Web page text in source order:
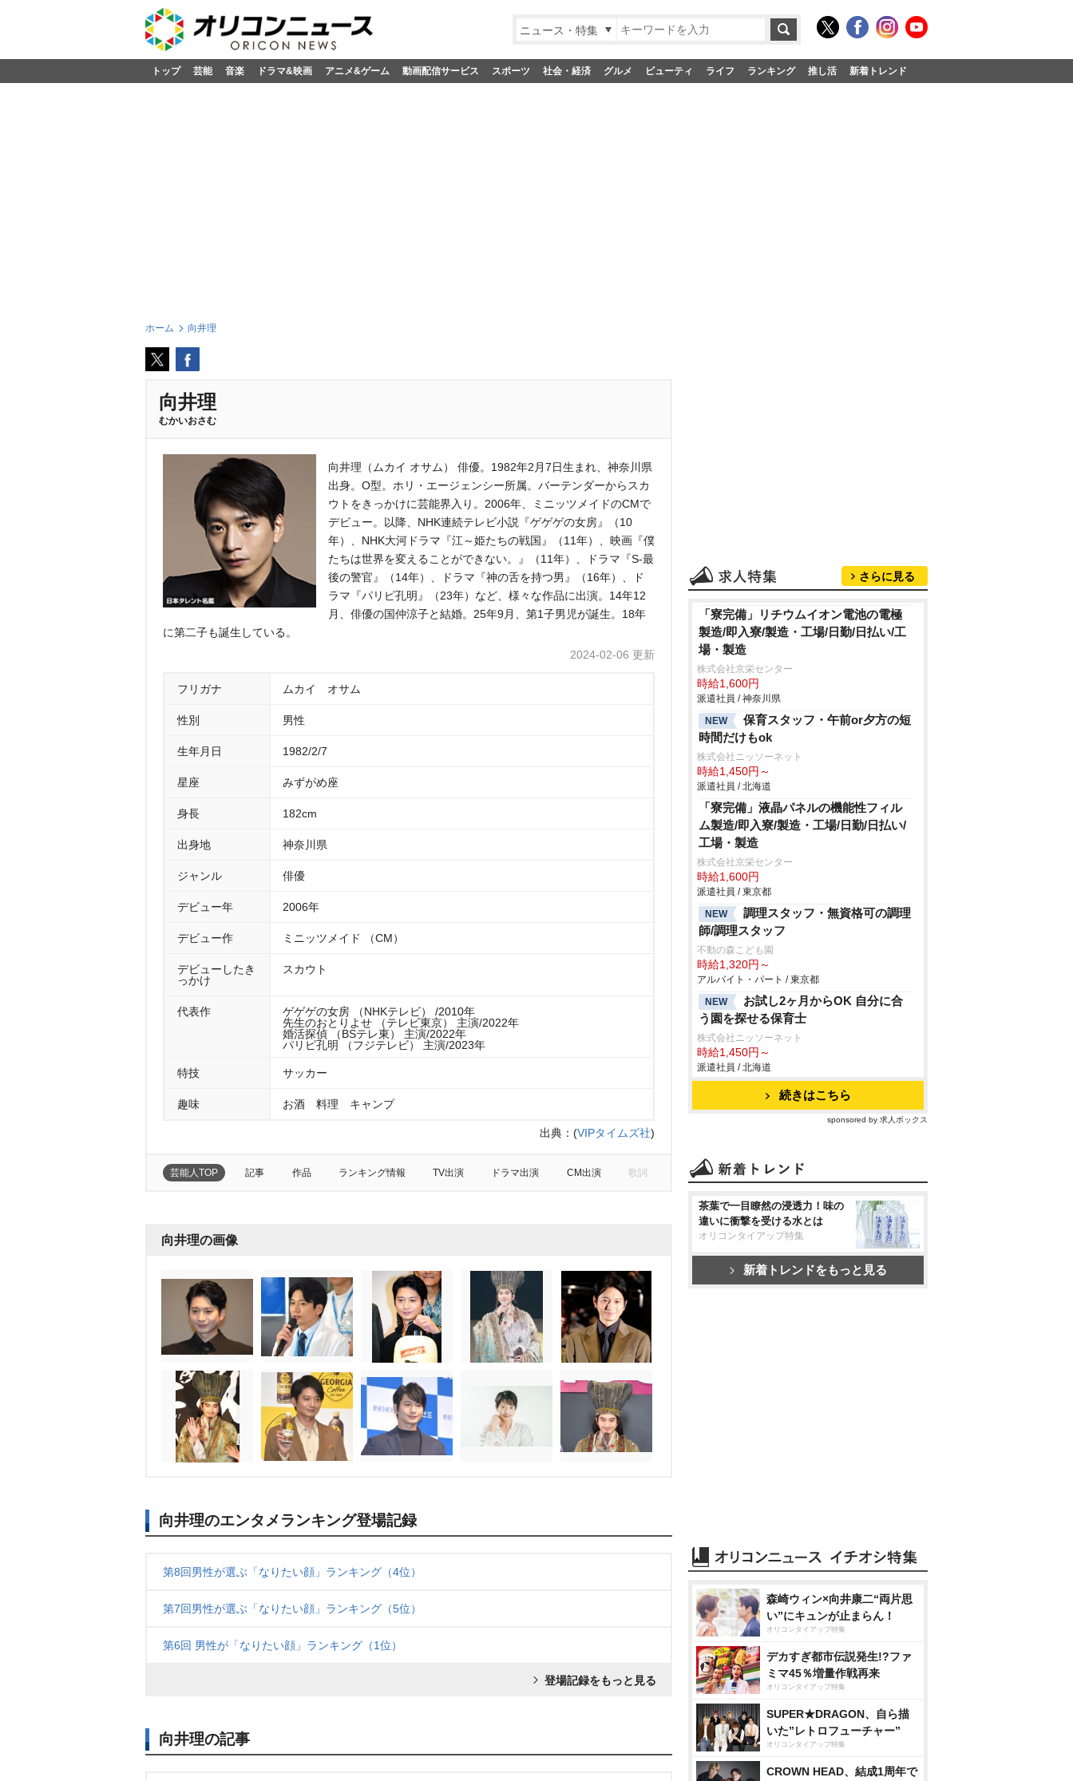
ニュース・特集
トップ 芸能 音楽 ドラマ&映画 アニメ&ゲーム 動画配信サービス スポーツ 社会・経済 グルメ ビューティ ライフ ランキング 推し活 新着トレンド
ホーム 向井理
向井理
むかいおさむ
向井理（ムカイ オサム） 俳優。1982年2月7日生まれ、神奈川県
出身。O型。ホリ・エージェンシー所属。バーテンダーからスカ
ウトをきっかけに芸能界入り。2006年、ミニッツメイドのCMで
デビュー。以降、NHK連続テレビ小説『ゲゲゲの女房』（10
年）、NHK大河ドラマ『江～姫たちの戦国』（11年）、映画『僕
たちは世界を変えることができない。』（11年）、ドラマ『S-最
後の警官』（14年）、ドラマ『神の舌を持つ男』（16年）、ド
ラマ『パリピ孔明』（23年）など、様々な作品に出演。14年12
月、俳優の国仲涼子と結婚。25年9月、第1子男児が誕生。18年
に第二子も誕生している。
2024-02-06 更新
フリガナ ムカイ オサム
性別 男性
生年月日 1982/2/7
星座 みずがめ座
身長 182cm
出身地 神奈川県
ジャンル 俳優
デビュー年 2006年
デビュー作 ミニッツメイド （CM）
デビューしたき
っかけ
スカウト
代表作
ゲゲゲの女房 （NHKテレビ） /2010年
先生のおとりよせ （テレビ東京） 主演/2022年
婚活探偵 （BSテレ東） 主演/2022年
パリピ孔明 （フジテレビ） 主演/2023年
特技 サッカー
趣味 お酒 料理 キャンプ
出典： (VIPタイムズ社)
芸能人TOP 記事 作品 ランキング情報 TV出演 ドラマ出演 CM出演 歌詞
向井理の画像
向井理のエンタメランキング登場記録
第8回男性が選ぶ「なりたい顔」ランキング（4位）
第7回男性が選ぶ「なりたい顔」ランキング（5位）
第6回 男性が「なりたい顔」ランキング（1位）
登場記録をもっと見る
向井理の記事
さらに見る
「寮完備」リチウムイオン電池の電極
製造/即入寮/製造・工場/日勤/日払い/工
場・製造
株式会社京栄センター
時給1,600円
派遣社員 / 神奈川県
NEW
保育スタッフ・午前or夕方の短
時間だけもok
株式会社ニッソーネット
時給1,450円～
派遣社員 / 北海道
「寮完備」液晶パネルの機能性フィル
ム製造/即入寮/製造・工場/日勤/日払い/
工場・製造
株式会社京栄センター
時給1,600円
派遣社員 / 東京都
NEW
調理スタッフ・無資格可の調理
師/調理スタッフ
不動の森こども園
時給1,320円～
アルバイト・パート / 東京都
NEW
お試し2ヶ月からOK 自分に合
う園を探せる保育士
株式会社ニッソーネット
時給1,450円～
派遣社員 / 北海道
続きはこちら
sponsored by 求人ボックス
茶葉で一目瞭然の浸透力！味の
違いに衝撃を受ける水とは
オリコンタイアップ特集
新着トレンドをもっと見る
森崎ウィン×向井康二“両片思
い”にキュンが止まらん！
オリコンタイアップ特集
デカすぎ都市伝説発生!?ファ
ミマ45％増量作戦再来
オリコンタイアップ特集
SUPER★DRAGON、自ら描
いた”レトロフューチャー”
オリコンタイアップ特集
CROWN HEAD、結成1周年で